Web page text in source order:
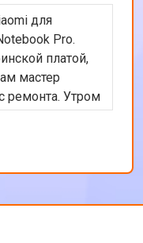
для
Pro.
платой,
мастер
ремонта. Утром
приехал и к
быстро.